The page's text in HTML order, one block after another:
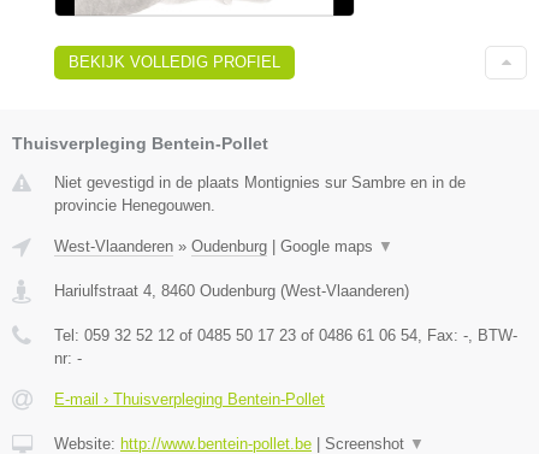
BEKIJK VOLLEDIG PROFIEL
Thuisverpleging Bentein-Pollet
Niet gevestigd in de plaats Montignies sur Sambre en in de
provincie Henegouwen.
West-Vlaanderen » Oudenburg | Google maps ▼
Hariulfstraat 4 8460 Oudenburg (West-Vlaanderen)
Tel: 059 32 52 12 of 0485 50 17 23 of 0486 61 06 54 , Fax: - , BTW-
nr: -
E-mail › Thuisverpleging Bentein-Pollet
Website: http://www.bentein-pollet.be | Screenshot ▼